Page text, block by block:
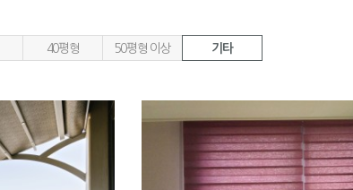
40평형 50평형 이상 기타